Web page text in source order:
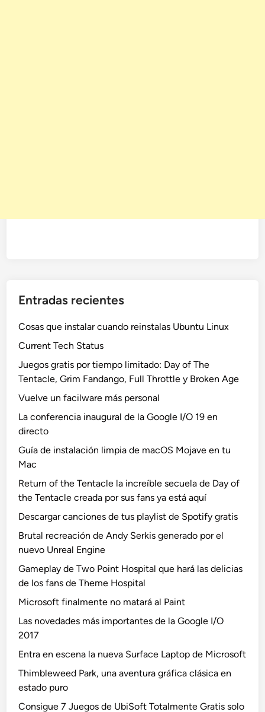
Entradas recientes
Cosas que instalar cuando reinstalas Ubuntu Linux
Current Tech Status
Juegos gratis por tiempo limitado: Day of The
Tentacle, Grim Fandango, Full Throttle y Broken Age
Vuelve un facilware más personal
La conferencia inaugural de la Google I/O 19 en
directo
Guía de instalación limpia de macOS Mojave en tu
Mac
Return of the Tentacle la increíble secuela de Day of
the Tentacle creada por sus fans ya está aquí
Descargar canciones de tus playlist de Spotify gratis
Brutal recreación de Andy Serkis generado por el
nuevo Unreal Engine
Gameplay de Two Point Hospital que hará las delicias
de los fans de Theme Hospital
Microsoft finalmente no matará al Paint
Las novedades más importantes de la Google I/O
2017
Entra en escena la nueva Surface Laptop de Microsoft
Thimbleweed Park, una aventura gráfica clásica en
estado puro
Consigue 7 Juegos de UbiSoft Totalmente Gratis solo